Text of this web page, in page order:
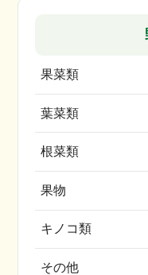
果菜類
葉菜類
根菜類
果物
キノコ類
その他